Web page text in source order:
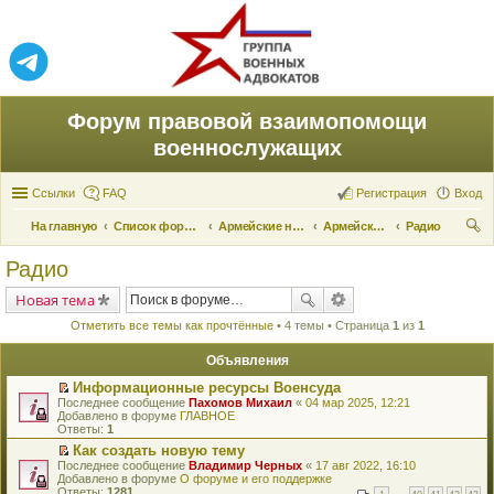
Форум правовой взаимопомощи
военнослужащих
Ссылки FAQ Вход
Регистрация
На главную Список форумов Армейские новости Армейские новости
Радио
Радио
Новая тема
Отметить все темы как прочтённые• 4 темы • Страница 1 из 1
Объявления
П
е
р
е
й
т
и
Информационные ресурсы Военсуда
Последнее сообщение Пахомов Михаил « 04 мар 2025, 12:21
Добавлено в форуме ГЛАВНОЕ
Ответы: 1
П
е
р
Как создать новую тему
Последнее сообщение Владимир Черных « 17 авг 2022, 16:10
Добавлено в форуме О форуме и его поддержке